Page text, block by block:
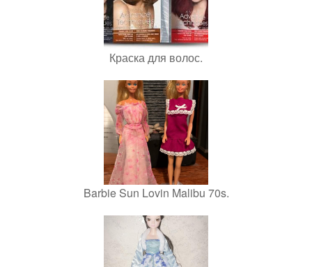
Краска для волос.
Barbie Sun Lovin Malibu 70s.